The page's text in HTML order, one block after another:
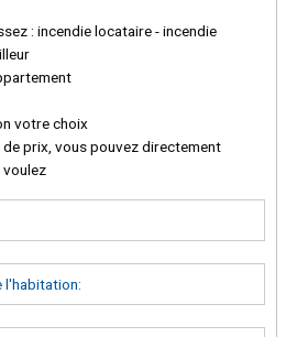
: incendie locataire - incendie
votre choix
prix, vous pouvez directement
voulez
l'habitation: